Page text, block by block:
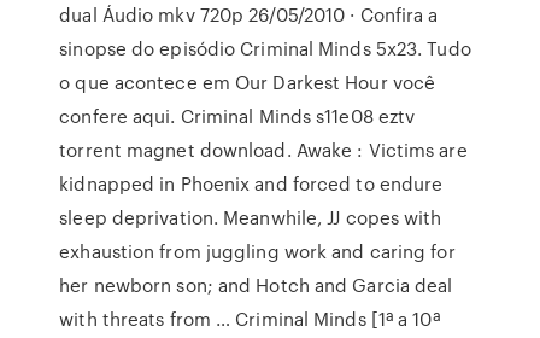
dual Áudio mkv 720p 26/05/2010 · Confira a
sinopse do episódio Criminal Minds 5x23. Tudo
o que acontece em Our Darkest Hour você
confere aqui. Criminal Minds s11e08 eztv
torrent magnet download. Awake : Victims are
kidnapped in Phoenix and forced to endure
sleep deprivation. Meanwhile, JJ copes with
exhaustion from juggling work and caring for
her newborn son; and Hotch and Garcia deal
with threats from … Criminal Minds [1ª a 10ª